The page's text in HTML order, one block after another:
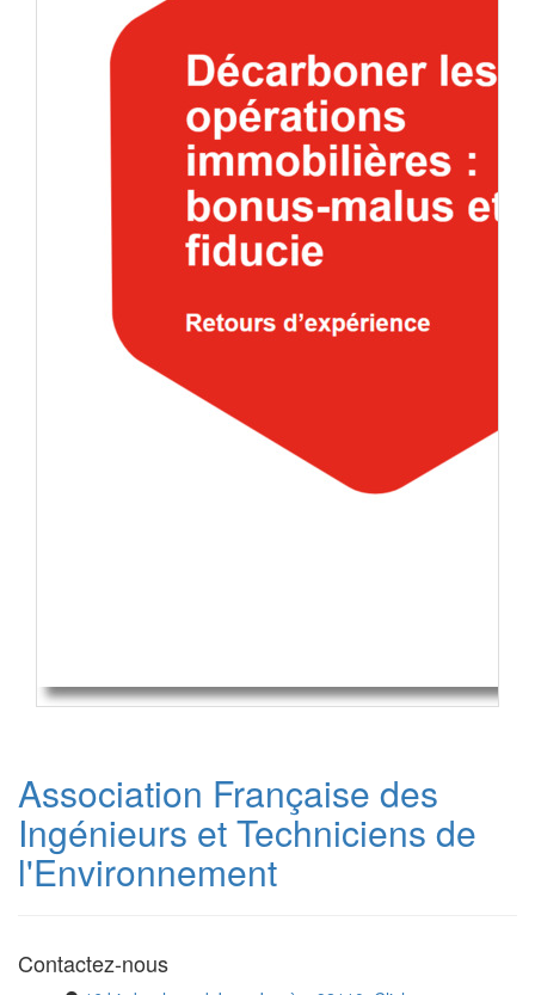
Association Française des
Ingénieurs et Techniciens de
l'Environnement
Contactez-nous